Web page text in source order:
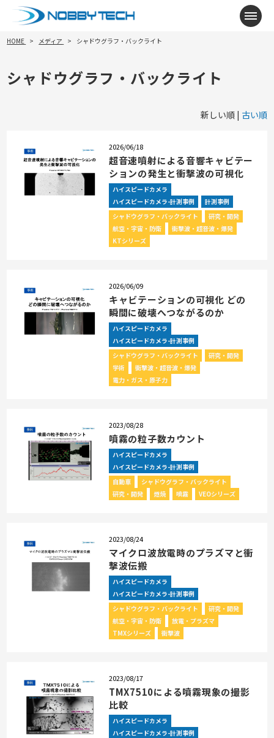
メニ
HOME メディア シャドウグラフ・バックライト
シャドウグラフ・バックライト
新しい順 | 古い順
2026/06/18
超音速噴射による音響キャビテー
ションの発生と衝撃波の可視化
ハイスピードカメラ
ハイスピードカメラ-計測事例
計測事例
シャドウグラフ・バックライト
研究・開発
航空・宇宙・防衛
衝撃波・超音波・爆発
KTシリーズ
2026/06/09
キャビテーションの可視化 どの
瞬間に破壊へつながるのか
ハイスピードカメラ
ハイスピードカメラ-計測事例
シャドウグラフ・バックライト
研究・開発
学術
衝撃波・超音波・爆発
電力・ガス・原子力
2023/08/28
噴霧の粒子数カウント
ハイスピードカメラ
ハイスピードカメラ-計測事例
自動車
シャドウグラフ・バックライト
研究・開発
燃焼 噴霧 VEOシリーズ
2023/08/24
マイクロ波放電時のプラズマと衝
撃波伝搬
ハイスピードカメラ
ハイスピードカメラ-計測事例
シャドウグラフ・バックライト
研究・開発
航空・宇宙・防衛
放電・プラズマ
TMXシリーズ
衝撃波
2023/08/17
TMX7510による噴霧現象の撮影
比較
ハイスピードカメラ
ハイスピードカメラ-計測事例